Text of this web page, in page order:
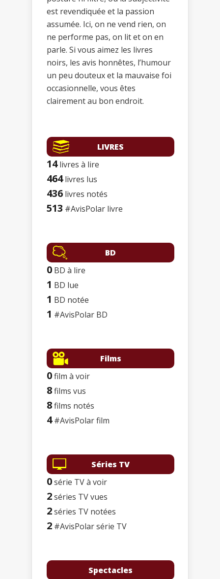
est revendiquée et la passion
assumée. Ici, on ne vend rien, on
ne performe pas, on lit et on en
parle. Si vous aimez les livres
noirs, les avis honnêtes, l’humour
un peu douteux et la mauvaise foi
occasionnelle, vous êtes
clairement au bon endroit.
LIVRES
14livres à lire
464livres lus
436 livres notés
513 #AvisPolar livre
BD
0 BD à lire
1 BD lue
1 BD notée
1 #AvisPolar BD
Films
0film à voir
8films vus
8films notés
4#AvisPolar film
Séries TV
0série TV à voir
2séries TV vues
2séries TV notées
2 #AvisPolar série TV
Spectacles